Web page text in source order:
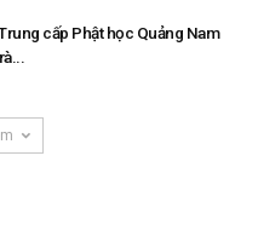
cấp Phật học Quảng Nam